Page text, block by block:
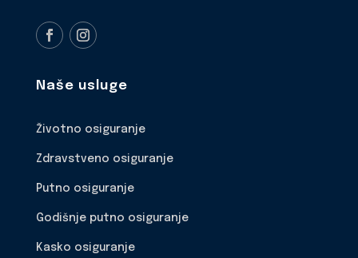
Naše usluge
Životno osiguranje
Zdravstveno osiguranje
Putno osiguranje
Godišnje putno osiguranje
Kasko osiguranje